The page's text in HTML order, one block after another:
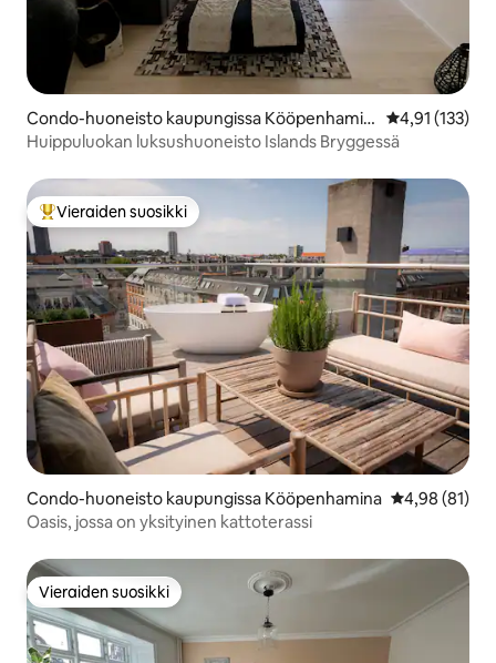
Condo-huoneisto kaupungissa Kööpenhamin
a
4,91 (133)
Huippuluokan luksushuoneisto Islands Bryggessä
Vieraiden suosikkien parhaimmistoa
Vieraiden suosikki
Condo-huoneisto kaupungissa Kööpenhamina
4,98 (81)
Oasis, jossa on yksityinen kattoterassi
Vieraiden suosikki
Vieraiden suosikki